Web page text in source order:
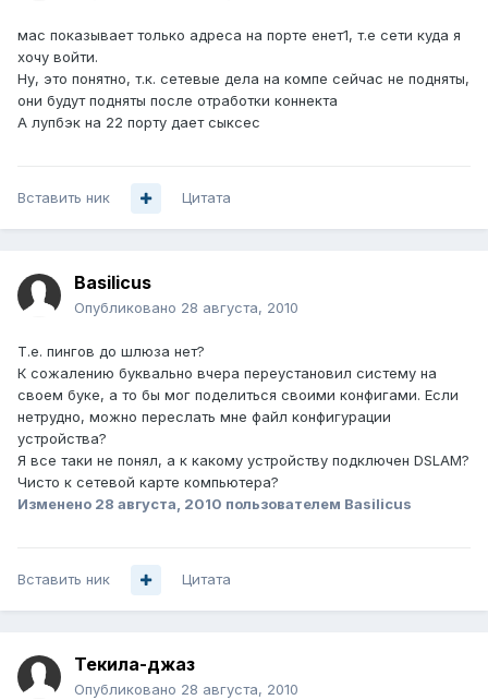
мас показывает только адреса на порте енет1, т.е сети куда я
хочу войти.
Ну, это понятно, т.к. сетевые дела на компе сейчас не подняты,
они будут подняты после отработки коннекта
А лупбэк на 22 порту дает сыксес
Вставить ник Цитата
Basilicus
Опубликовано 28 августа, 2010
Т.е. пингов до шлюза нет?
К сожалению буквально вчера переустановил систему на
своем буке, а то бы мог поделиться своими конфигами. Если
нетрудно, можно переслать мне файл конфигурации
устройства?
Я все таки не понял, а к какому устройству подключен DSLAM?
Чисто к сетевой карте компьютера?
Изменено 28 августа, 2010 пользователем Basilicus
Вставить ник Цитата
Текила-джаз
Опубликовано 28 августа, 2010